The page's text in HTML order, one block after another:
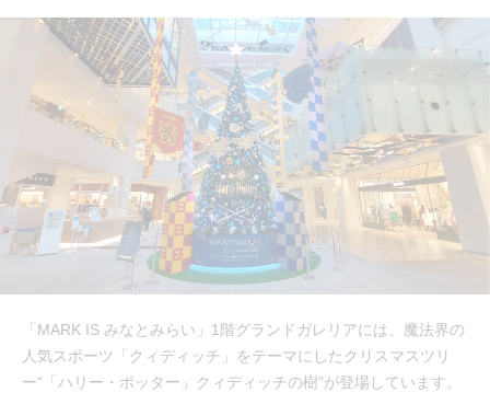
「MARK IS みなとみらい」1階グランドガレリアには、魔法界の
人気スポーツ「クィディッチ」をテーマにしたクリスマスツリ
ー“「ハリー・ポッター」クィディッチの樹”が登場しています。